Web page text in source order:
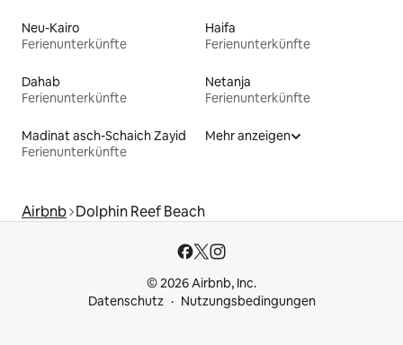
Neu-Kairo
Ferienunterkünfte
Haifa
Ferienunterkünfte
Dahab
Ferienunterkünfte
Netanja
Ferienunterkünfte
Madinat asch-Schaich Zayid
Ferienunterkünfte
Mehr anzeigen
Airbnb Dolphin Reef Beach
© 2026 Airbnb, Inc.
Datenschutz
Nutzungsbedingungen